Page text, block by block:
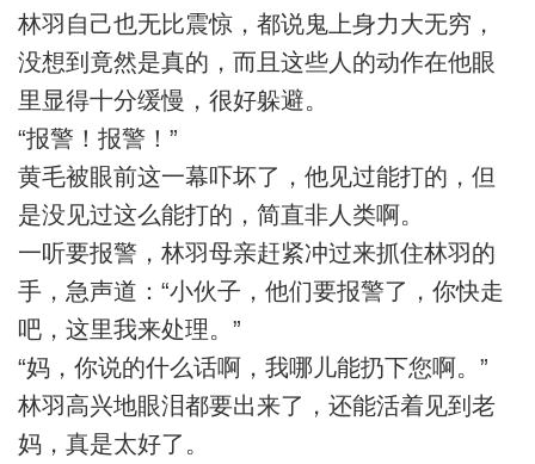
林羽自己也无比震惊，都说鬼上身力大无穷，
没想到竟然是真的，而且这些人的动作在他眼
里显得十分缓慢，很好躲避。
“报警！报警！”
黄毛被眼前这一幕吓坏了，他见过能打的，但
是没见过这么能打的，简直非人类啊。
一听要报警，林羽母亲赶紧冲过来抓住林羽的
手，急声道：“小伙子，他们要报警了，你快走
吧，这里我来处理。”
“妈，你说的什么话啊，我哪儿能扔下您啊。”
林羽高兴地眼泪都要出来了，还能活着见到老
妈，真是太好了。